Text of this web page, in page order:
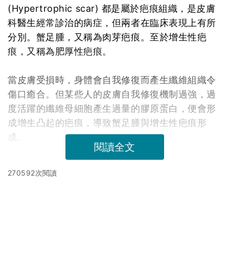
(Hypertrophic scar) 都是屬於疤痕組織，是皮膚
科醫生經常診治的病症，但兩者在臨床表現上有所
分別。蟹足腫，又稱為肉芽疤痕。至於增生性疤
痕，又稱為肥厚性疤痕。
當皮膚受損時，身體會自我修復而產生纖維組織令
傷口癒合。但某些人的皮膚自我修復機制過強，過
度活躍的纖維母細胞產生過量的膠原蛋白，便會形
成增生凸起的疤痕，導致蟹足腫與增生性疤痕形
成。
閱讀全文
270592次閱讀